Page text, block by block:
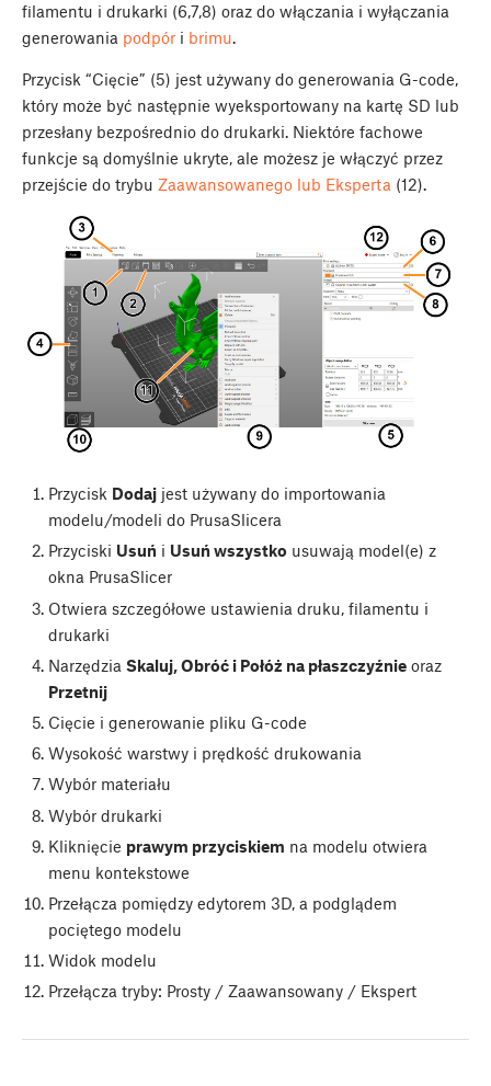
filamentu i drukarki (6,7,8) oraz do włączania i wyłączania
generowania podpór i brimu.
Przycisk “Cięcie” (5) jest używany do generowania G-code,
który może być następnie wyeksportowany na kartę SD lub
przesłany bezpośrednio do drukarki. Niektóre fachowe
funkcje są domyślnie ukryte, ale możesz je włączyć przez
przejście do trybu Zaawansowanego lub Eksperta (12).
Przycisk Dodajjest używany do importowania
modelu/modeli do PrusaSlicera
Przyciski Usuńi Usuń wszystko usuwają model(e) z
okna PrusaSlicer
Otwiera szczegółowe ustawienia druku, filamentu i
drukarki
Narzędzia Skaluj, Obróć i Połóż na płaszczyźnieoraz
Przetnij
Cięcie i generowanie pliku G-code
Wysokość warstwy i prędkość drukowania
Wybór materiału
Wybór drukarki
Kliknięcie prawym przyciskiem na modelu otwiera
menu kontekstowe
Przełącza pomiędzy edytorem 3D, a podglądem
pociętego modelu
Widok modelu
Przełącza tryby: Prosty / Zaawansowany / Ekspert